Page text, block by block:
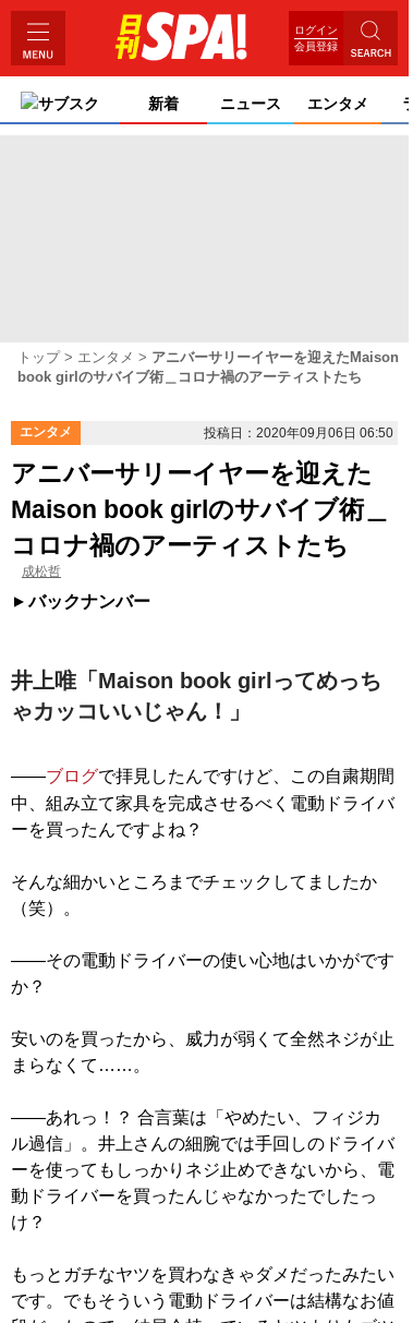
ログイン
会員登録
サブスク 新着 ニュース エンタメ
トップ エンタメ
アニバーサリーイヤーを迎えたMaison
book girlのサバイブ術＿コロナ禍のアーティストたち
エンタメ 投稿日：2020年09月06日 06:50
アニバーサリーイヤーを迎えた
Maison book girlのサバイブ術＿
コロナ禍のアーティストたち
成松哲
バックナンバー
井上唯「Maison book girlってめっち
ゃカッコいいじゃん！」
――ブログで拝見したんですけど、この自粛期間
中、組み立て家具を完成させるべく電動ドライバ
ーを買ったんですよね？
そんな細かいところまでチェックしてましたか
（笑）。
――その電動ドライバーの使い心地はいかがです
か？
安いのを買ったから、威力が弱くて全然ネジが止
まらなくて……。
――あれっ！？ 合言葉は「やめたい、フィジカ
ル過信」。井上さんの細腕では手回しのドライバ
ーを使ってもしっかりネジ止めできないから、電
動ドライバーを買ったんじゃなかったでしたっ
け？
もっとガチなヤツを買わなきゃダメだったみたい
です。でもそういう電動ドライバーは結構なお値